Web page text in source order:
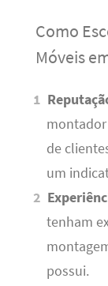
Como
Móveis
de
um
tenham
possui.